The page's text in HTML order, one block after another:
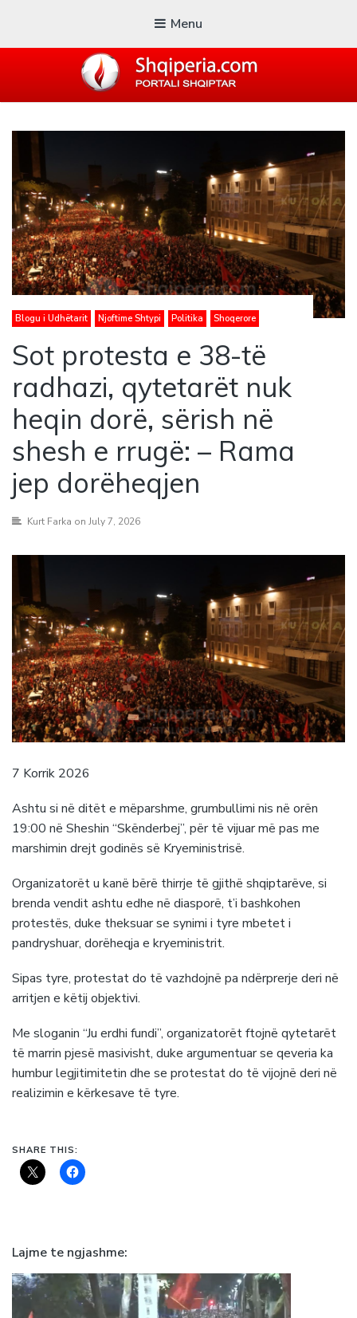
Menu
Blogu i Udhëtarit Njoftime Shtypi Politika Shoqerore
Sot protesta e 38-të
radhazi, qytetarët nuk
heqin dorë, sërish në
shesh e rrugë: – Rama
jep dorëheqjen
Kurt Farka on July 7, 2026
7 Korrik 2026
Ashtu si në ditët e mëparshme, grumbullimi nis në orën
19:00 në Sheshin “Skënderbej”, për të vijuar më pas me
marshimin drejt godinës së Kryeministrisë.
Organizatorët u kanë bërë thirrje të gjithë shqiptarëve, si
brenda vendit ashtu edhe në diasporë, t’i bashkohen
protestës, duke theksuar se synimi i tyre mbetet i
pandryshuar, dorëheqja e kryeministrit.
Sipas tyre, protestat do të vazhdojnë pa ndërprerje deri në
arritjen e këtij objektivi.
Me sloganin “Ju erdhi fundi”, organizatorët ftojnë qytetarët
të marrin pjesë masivisht, duke argumentuar se qeveria ka
humbur legjitimitetin dhe se protestat do të vijojnë deri në
realizimin e kërkesave të tyre.
SHARE THIS:
Lajme te ngjashme